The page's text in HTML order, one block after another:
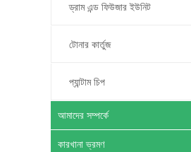
ড্রাম এন্ড ফিউজার ইউনিট
টোনার কার্তুজ
প্যান্টাম চিপ
আমাদের সম্পর্কে
কারখানা ভ্রমণ